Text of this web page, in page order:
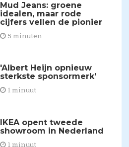
Mud Jeans: groene
idealen, maar rode
cijfers vellen de pionier
5 minuten
'Albert Heijn opnieuw
sterkste sponsormerk'
1 minuut
IKEA opent tweede
showroom in Nederland
1 minuut